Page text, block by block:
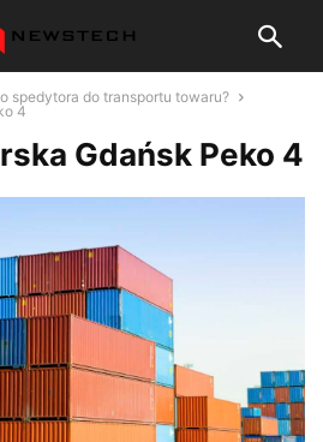
spedytora do transportu towaru?
4
Gdańsk Peko 4